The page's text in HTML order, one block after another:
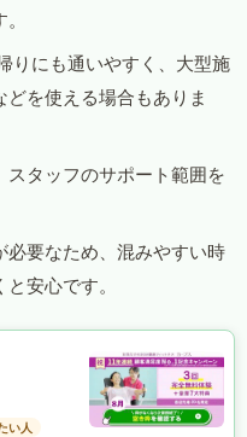
りにも通いやすく、大型施
を使える場合もありま
タッフのサポート範囲を
必要なため、混みやすい時
安心です。
い人